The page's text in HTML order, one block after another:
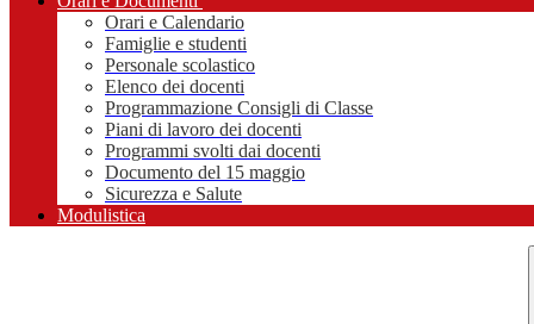
Orari e Calendario
Famiglie e studenti
Personale scolastico
Elenco dei docenti
Programmazione Consigli di Classe
Piani di lavoro dei docenti
Programmi svolti dai docenti
Documento del 15 maggio
Sicurezza e Salute
Modulistica